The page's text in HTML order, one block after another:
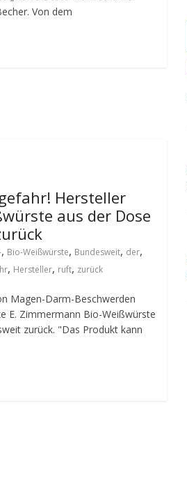
Von dem
Hersteller
aus der Dose
, Bio-Weißwürste, Bundesweit, der,
, Hersteller, ruft, zurück
Magen-Darm-Beschwerden
E. Zimmermann Bio-Weißwürste
zurück. "Das Produkt kann